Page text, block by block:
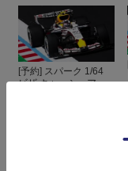
[予約] スパーク 1/64
ビザ キャッシュアッ